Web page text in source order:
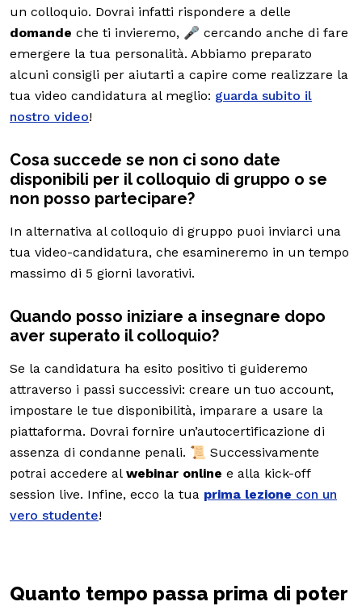
un colloquio. Dovrai infatti rispondere a delle
domande che ti invieremo, 🎤 cercando anche di fare
emergere la tua personalità. Abbiamo preparato
alcuni consigli per aiutarti a capire come realizzare la
tua video candidatura al meglio: guarda subito il
nostro video!
Cosa succede se non ci sono date
disponibili per il colloquio di gruppo o se
non posso partecipare?
In alternativa al colloquio di gruppo puoi inviarci una
tua video-candidatura, che esamineremo in un tempo
massimo di 5 giorni lavorativi.
Quando posso iniziare a insegnare dopo
aver superato il colloquio?
Se la candidatura ha esito positivo ti guideremo
attraverso i passi successivi: creare un tuo account,
impostare le tue disponibilità, imparare a usare la
piattaforma. Dovrai fornire un’autocertificazione di
assenza di condanne penali. 📜 Successivamente
potrai accedere al webinar online e alla kick-off
session live. Infine, ecco la tua prima lezione con un
vero studente!
Quanto tempo passa prima di poter